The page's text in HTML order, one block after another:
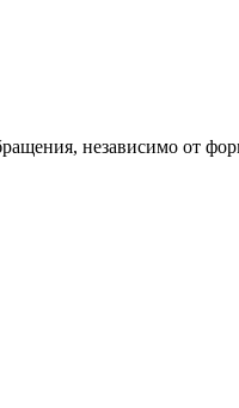
независимо от